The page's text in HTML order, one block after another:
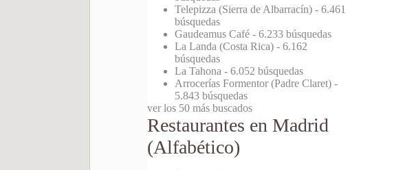
Telepizza (Sierra de Albarracín) - 6.461
búsquedas
Gaudeamus Café - 6.233 búsquedas
La Landa (Costa Rica) - 6.162
búsquedas
La Tahona - 6.052 búsquedas
Arrocerías Formentor (Padre Claret) -
5.843 búsquedas
ver los 50 más buscados
Restaurantes en Madrid
(Alfabético)